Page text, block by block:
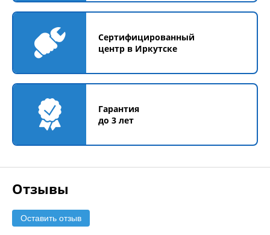
Сертифицированный
центр в Иркутске
Гарантия
до 3 лет
Отзывы
Оставить отзыв